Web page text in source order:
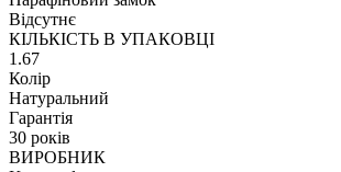
Відсутнє
КІЛЬКІСТЬ В УПАКОВЦІ
1.67
Колір
Натуральний
Гарантія
30 років
ВИРОБНИК